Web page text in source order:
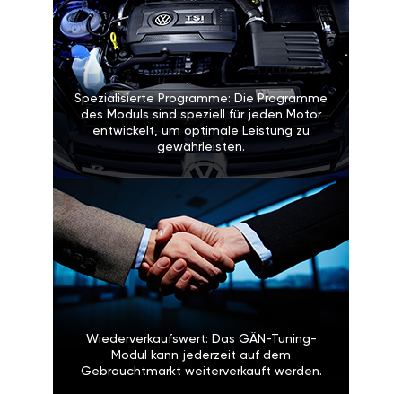
Spezialisierte Programme: Die Programme
des Moduls sind speziell für jeden Motor
entwickelt, um optimale Leistung zu
gewährleisten.
Wiederverkaufswert: Das GÄN-Tuning-
Modul kann jederzeit auf dem
Gebrauchtmarkt weiterverkauft werden.